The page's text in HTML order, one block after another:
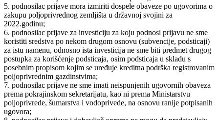
5. podnosilac prijave mora izmiriti dospele obaveze po ugovorima o
zakupu poljoprivrednog zemljišta u državnoj svojini za
2022.godinu;
6. podnosilac prijave za investiciju za koju podnosi prijavu ne sme
koristiti sredstva po nekom drugom osnovu (subvencije, podsticaji)
za istu namenu, odnosno ista investicija ne sme biti predmet drugog
postupka za korišćenje podsticaja, osim podsticaja u skladu s
posebnim propisom kojim se uređuje kreditna podrška registrovanim
poljoprivrednim gazdinstvima;
7. podnosilac prijave ne sme imati neispunjenih ugovornih obaveza
prema pokrajinskom sekretarijatu, kao ni prema Ministarstvu
poljoprivrede, šumarstva i vodoprivede, na osnovu ranije potpisanih
ugovora;